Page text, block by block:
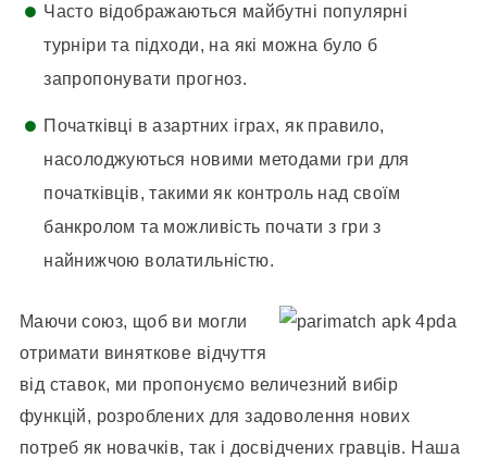
Часто відображаються майбутні популярні
турніри та підходи, на які можна було б
запропонувати прогноз.
Початківці в азартних іграх, як правило,
насолоджуються новими методами гри для
початківців, такими як контроль над своїм
банкролом та можливість почати з гри з
найнижчою волатильністю.
Маючи союз, щоб ви могли
отримати виняткове відчуття
від ставок, ми пропонуємо величезний вибір
функцій, розроблених для задоволення нових
потреб як новачків, так і досвідчених гравців. Наша